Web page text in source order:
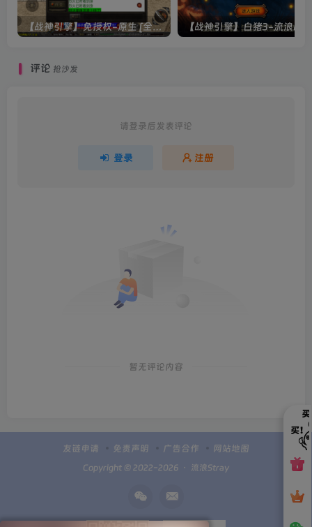
【战神引擎】免授权-原生 [全屏自动拾取] 插件 + 配置教程（更新修复版，具体自测）
评论 抢沙发
请登录后发表评论
登录 注册
暂无评论内容
友链申请 免责声明 广告合作 网站地图
Copyright © 2022-2026 ・ 流浪Stray